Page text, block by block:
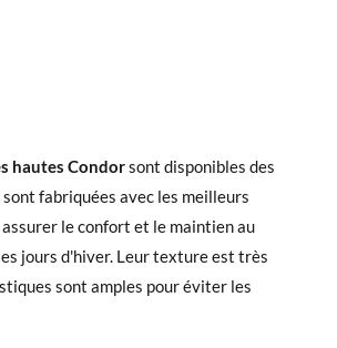
hautes Condorsont disponibles des
fabriquées avec les meilleurs
le confort et le maintien au
jours d'hiver. Leur texture est très
sont amples pour éviter les
que la commande doit être passée
vous pouvez facilement
8 10
32-35 36-39